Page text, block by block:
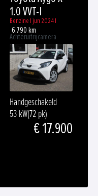
1.0 VVT-I
Benzine | jun 2024 |
6.790 km
Achteruitrijcamera
Handgeschakeld
53 kW(72 pk)
€ 17.900